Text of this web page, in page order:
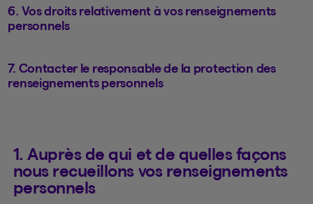
6. Vos droits relativement à vos renseignements
personnels
7. Contacter le responsable de la protection des
renseignements personnels
1. Auprès de qui et de quelles façons
nous recueillons vos renseignements
personnels